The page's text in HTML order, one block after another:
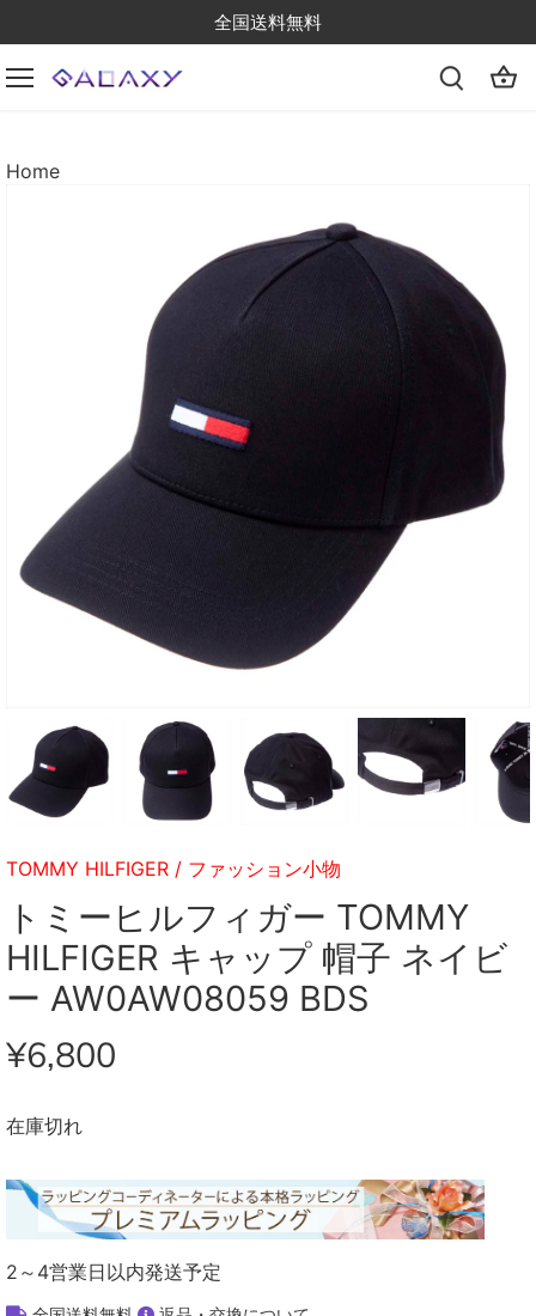
to
content
全国送料無料
Home
TOMMY HILFIGER / ファッション小物
トミーヒルフィガー TOMMY
HILFIGER キャップ 帽子 ネイビ
ー AW0AW08059 BDS
¥6,800
在庫切れ
2～4営業日以内発送予定